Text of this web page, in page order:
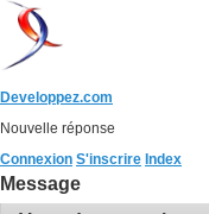
Developpez.com
Nouvelle réponse
Connexion S'inscrire Index
Message